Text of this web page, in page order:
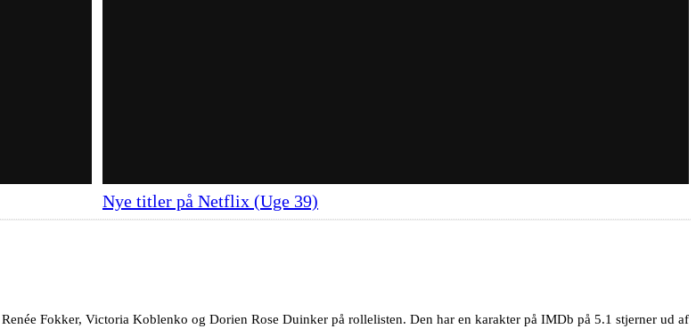
Nye titler på Netflix (Uge 39)
Fokker, Victoria Koblenko og Dorien Rose Duinker på rollelisten. Den har en karakter på IMDb på 5.1 stjerner ud af